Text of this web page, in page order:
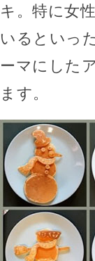
キ。特に女
いるといっ
ーマにした
ます。